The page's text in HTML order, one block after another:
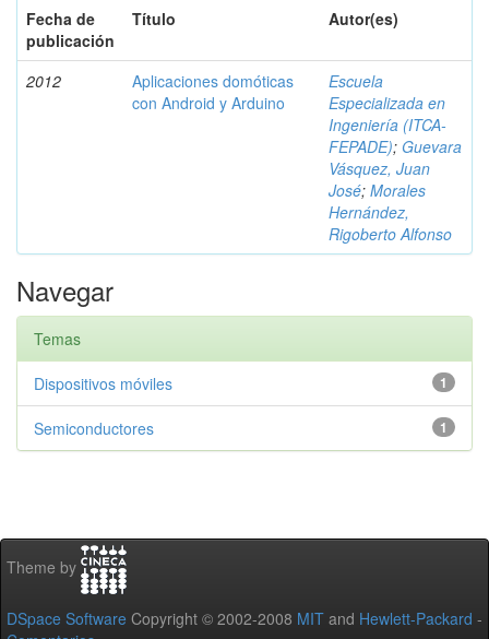
Fecha de
publicación
Título Autor(es)
2012
Aplicaciones domóticas
con Android y Arduino
Escuela
Especializada en
Ingeniería (ITCA-
FEPADE); Guevara
Vásquez, Juan
José; Morales
Hernández,
Rigoberto Alfonso
Navegar
Temas
1
Dispositivos móviles
1
Semiconductores
Theme by
DSpace Software Copyright © 2002-2008 MIT and Hewlett-Packard -